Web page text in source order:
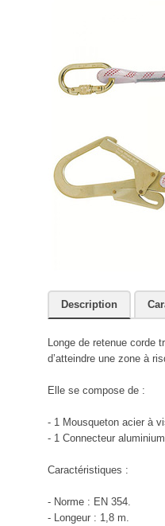
Description
Longe de retenue corde
d’atteindre une zone à
Elle se compose de :
- 1 Mousqueton acier à
- 1 Connecteur
Caractéristiques :
- Norme : EN 354.
- Longeur : 1,8 m.